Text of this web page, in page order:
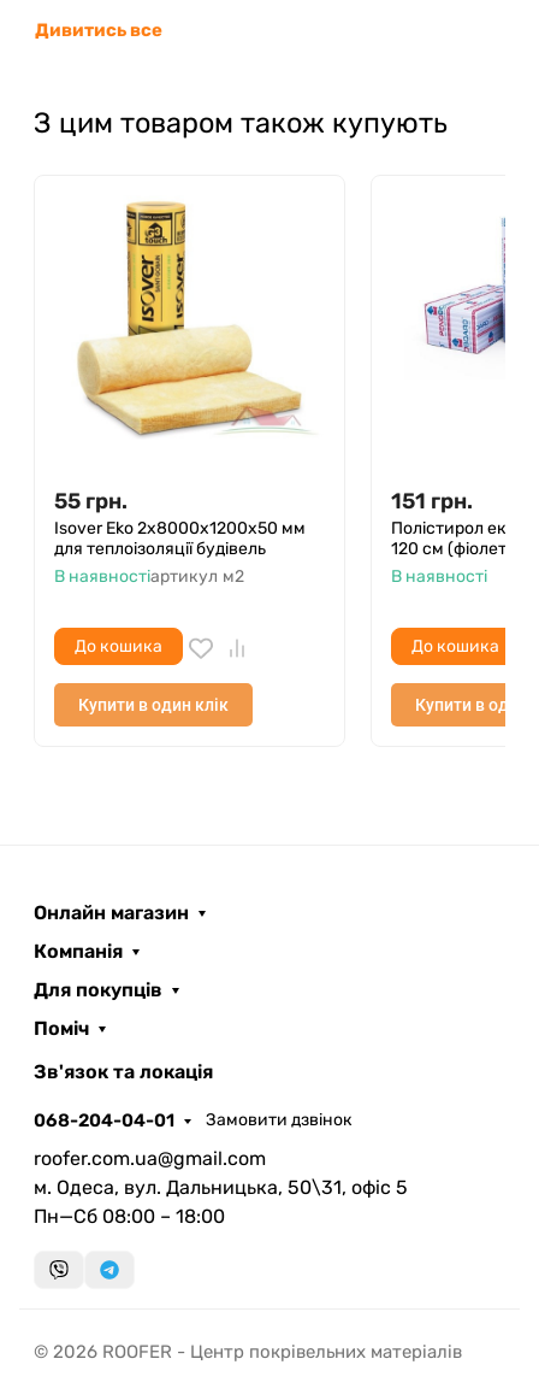
додання матовості та вигляду природного
Гарантія: 30 років
Дивитись все
З цим товаром також купують
55 грн.
Isover Eko 2x8000х1200х50 мм
для теплоізоляції будівель
В наявностіартикул м2
До кошика
Купити в один клік
151 грн.
Полістирол ек.
120 см (фіолет) 8
В наявності
До кошика
Купити в один
Онлайн магазин
Компанія
Для покупців
Поміч
Зв'язок та локація
068-204-04-01 Замовити дзвінок
roofer.com.ua@gmail.com
м. Одеса, вул. Дальницька, 50\31, офіс 5
Пн—Сб 08:00 – 18:00
© 2026 ROOFER - Центр покрівельних матеріалів
AI помічник
миттєвий зворотний виклик